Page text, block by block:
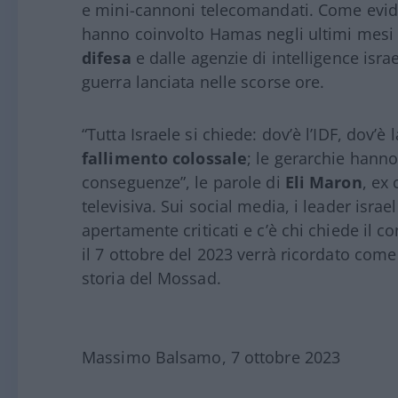
e mini-cannoni telecomandati. Come
hanno coinvolto Hamas negli ultimi
difesa e dalle agenzie di intelligence
guerra lanciata nelle scorse ore.
“Tutta Israele si chiede: dov’è l’IDF,
fallimento colossale; le gerarchie
conseguenze”, le parole di Eli Maron, ex
televisiva. Sui social media, i leader
apertamente criticati e c’è chi chiede il
il 7 ottobre del 2023 verrà ricordato
storia del Mossad.
Massimo Balsamo, 7 ottobre 2023